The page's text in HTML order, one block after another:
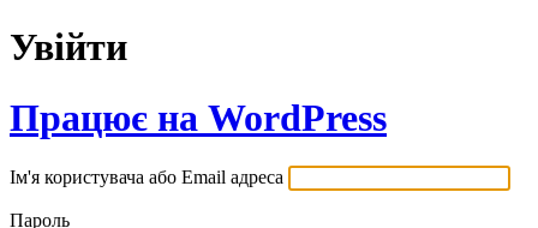
Увійти
Працює на WordPress
Ім'я користувача або Email адреса
Пароль